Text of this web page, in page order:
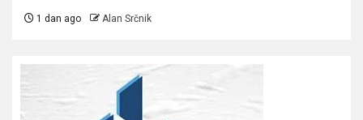
1 dan ago Alan Srčnik